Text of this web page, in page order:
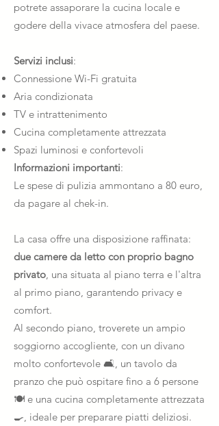
potrete assaporare la cucina locale e
godere della vivace atmosfera del paese.
Servizi inclusi:
Connessione Wi-Fi gratuita
Aria condizionata
TV e intrattenimento
Cucina completamente attrezzata
Spazi luminosi e confortevoli
Informazioni importanti:
Le spese di pulizia ammontano a 80 euro,
da pagare al chek-in.
La casa offre una disposizione raffinata:
due camere da letto con proprio bagno
privato, una situata al piano terra e l'altra
al primo piano, garantendo privacy e
comfort.
Al secondo piano, troverete un ampio
soggiorno accogliente, con un divano
molto confortevole 🛋️, un tavolo da
pranzo che può ospitare fino a 6 persone
🍽️ e una cucina completamente attrezzata
🍳, ideale per preparare piatti deliziosi.